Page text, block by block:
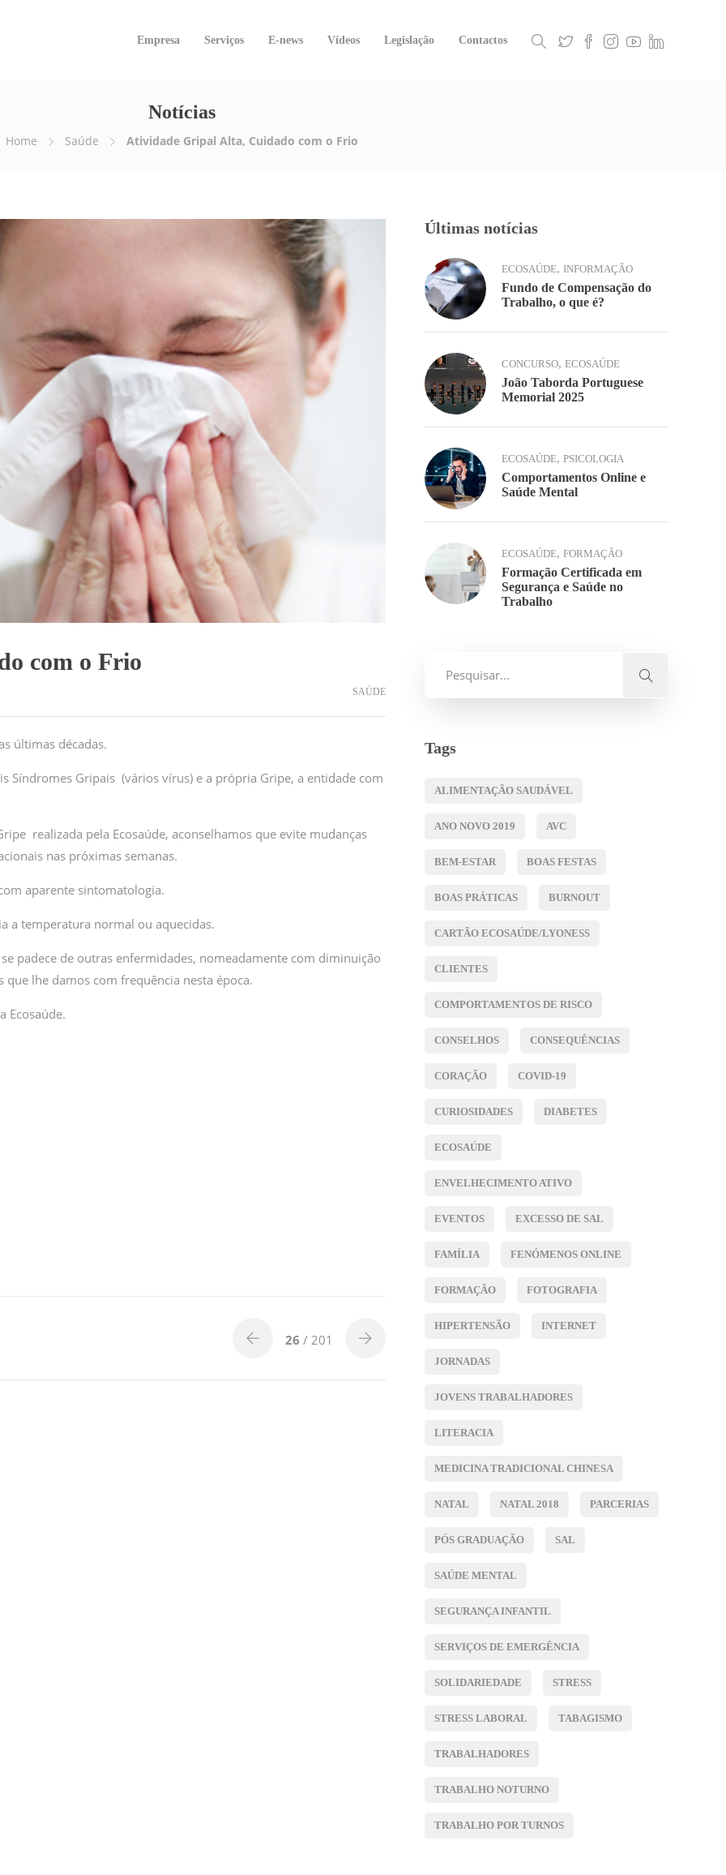
Empresa Serviços E-news Vídeos Legislação Contactos
Notícias
Home Saúde Atividade Gripal Alta, Cuidado com o Frio
com o Frio
SAÚDE
últimas décadas.
Síndromes Gripais (vários vírus) e a própria Gripe, a entidade com
realizada pela Ecosaúde, aconselhamos que evite mudanças
nas próximas semanas.
aparente sintomatologia.
a temperatura normal ou aquecidas.
padece de outras enfermidades, nomeadamente com diminuição
lhe damos com frequência nesta época.
Ecosaúde.
26 / 201
Últimas notícias
ECOSAÚDE, INFORMAÇÃO
Fundo de Compensação do
Trabalho, o que é?
CONCURSO, ECOSAÚDE
João Taborda Portuguese
Memorial 2025
ECOSAÚDE, PSICOLOGIA
Comportamentos Online e
Saúde Mental
ECOSAÚDE, FORMAÇÃO
Formação Certificada em
Segurança e Saúde no
Trabalho
Tags
ALIMENTAÇÃO SAUDÁVEL
ANO NOVO 2019 AVC
BEM-ESTAR BOAS FESTAS
BOAS PRÁTICAS BURNOUT
CARTÃO ECOSAÚDE/LYONESS
CLIENTES
COMPORTAMENTOS DE RISCO
CONSELHOS CONSEQUÊNCIAS
CORAÇÃO COVID-19
CURIOSIDADES DIABETES
ECOSAÚDE
ENVELHECIMENTO ATIVO
EVENTOS EXCESSO DE SAL
FAMÍLIA FENÓMENOS ONLINE
FORMAÇÃO FOTOGRAFIA
HIPERTENSÃO INTERNET
JORNADAS
JOVENS TRABALHADORES
LITERACIA
MEDICINA TRADICIONAL CHINESA
NATAL NATAL 2018 PARCERIAS
PÓS GRADUAÇÃO SAL
SAÚDE MENTAL
SEGURANÇA INFANTIL
SERVIÇOS DE EMERGÊNCIA
SOLIDARIEDADE STRESS
STRESS LABORAL TABAGISMO
TRABALHADORES
TRABALHO NOTURNO
TRABALHO POR TURNOS